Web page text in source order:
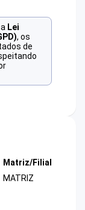
Lei
, os
de
Matriz/Filial
MATRIZ